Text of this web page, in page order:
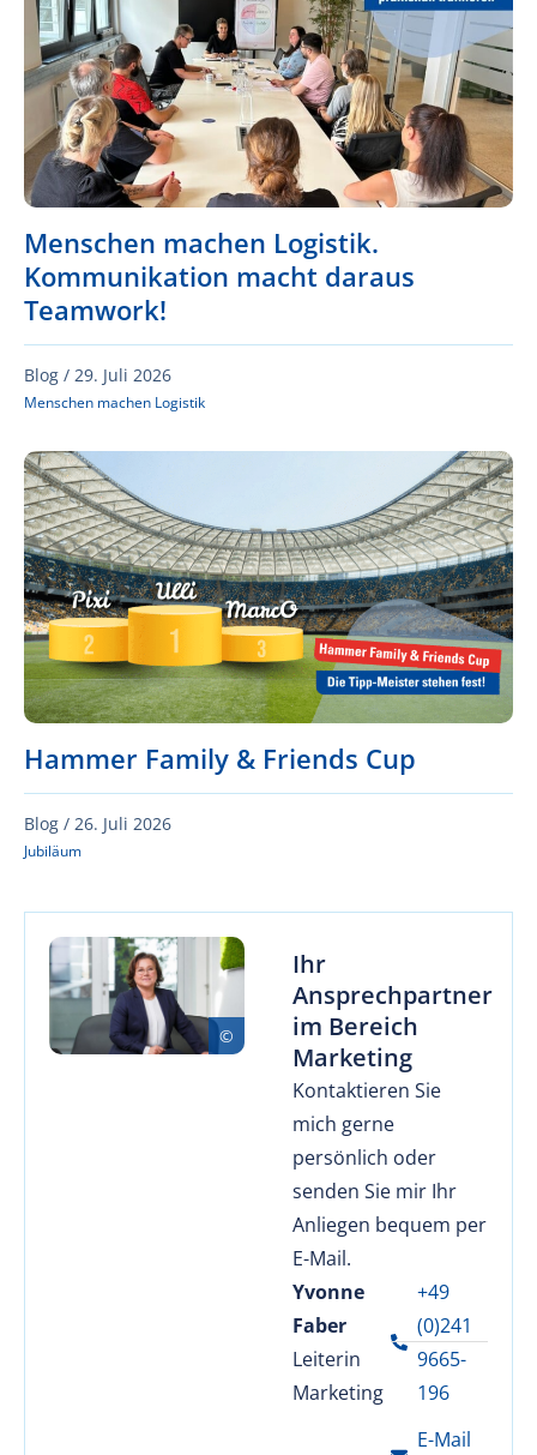
Menschen machen Logistik.
Kommunikation macht daraus
Teamwork!
Blog / 29. Juli 2026
Menschen machen Logistik
Hammer Family & Friends Cup
Blog / 26. Juli 2026
Jubiläum
Ihr
Ansprechpartner
im Bereich
Marketing
Kontaktieren Sie
mich gerne
persönlich oder
senden Sie mir Ihr
Anliegen bequem per
E-Mail.
Yvonne
Faber
Leiterin
Marketing
+49
(0)241
9665-
196
E-Mail